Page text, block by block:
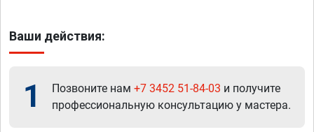
Ваши действия:
1 Позвоните нам +7 3452 51-84-03 и получите
профессиональную консультацию у мастера.